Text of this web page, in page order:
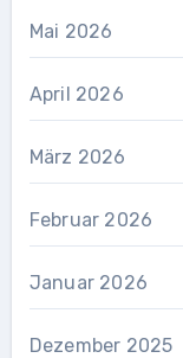
Mai 2026
April 2026
März 2026
Februar 2026
Januar 2026
Dezember 2025